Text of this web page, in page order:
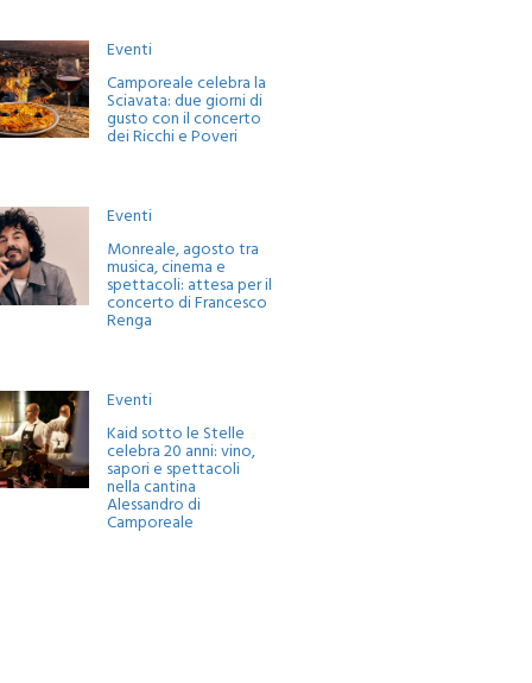
Eventi
Camporeale celebra la
Sciavata: due giorni di
gusto con il concerto
dei Ricchi e Poveri
Eventi
Monreale, agosto tra
musica, cinema e
spettacoli: attesa per il
concerto di Francesco
Renga
Eventi
Kaid sotto le Stelle
celebra 20 anni: vino,
sapori e spettacoli
nella cantina
Alessandro di
Camporeale